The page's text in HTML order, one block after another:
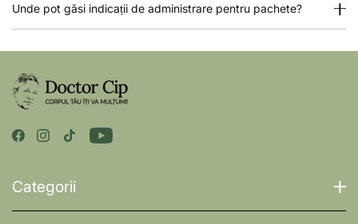
Unde pot găsi indicații de administrare pentru pachete?
Categorii